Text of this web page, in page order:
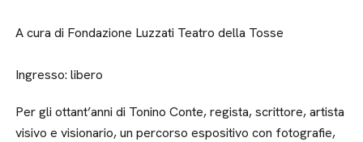
A cura di Fondazione Luzzati Teatro della Tosse
Ingresso: libero
Per gli ottant’anni di Tonino Conte, regista, scrittore, artista
visivo e visionario, un percorso espositivo con fotografie,